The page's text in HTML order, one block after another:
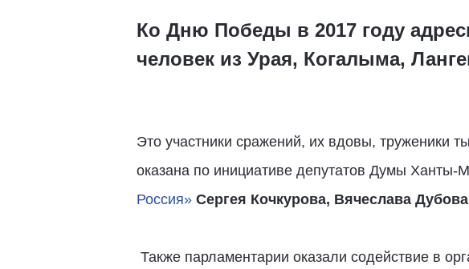
Ко Дню Победы в 2017 году
человек из Урая, Когалыма,
Это участники сражений, их вдовы, труженики
оказана по инициативе депутатов Думы Ханты-
Россия» Сергея Кочкурова, Вячеслава
Также парламентарии оказали содействие в